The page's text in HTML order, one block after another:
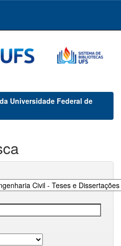
Universidade Federal de